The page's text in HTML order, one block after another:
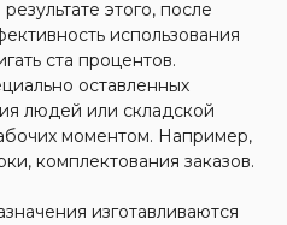
этого, после
использования
ста процентов.
оставленных
людей или складской
моментом. Например,
комплектования заказов.
изготавливаются